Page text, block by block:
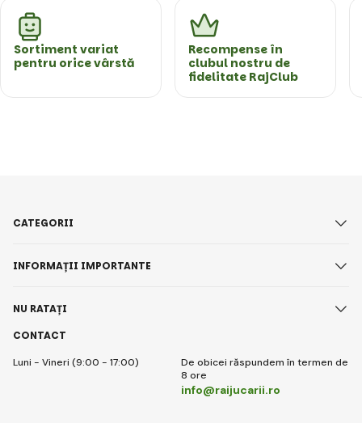
Sortiment variat
pentru orice vârstă
Recompense în
clubul nostru de
fidelitate RajClub
CONTACT
Luni - Vineri (9:00 - 17:00)
De obicei răspundem în termen de
8 ore
info@raijucarii.ro
CATEGORII
INFORMAȚII IMPORTANTE
NU RATAȚI